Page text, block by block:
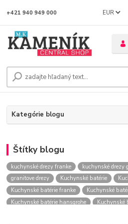
EUR
+421 940 949 000
Kategórie blogu
Štítky blogu
kuchynské drezy franke kuchynské drezy
granitove drezy
Kuchynské batérie
Kuchynské batérie franke
Kuchynské
Kuchynské batérie hansgrohe
Kuchynské